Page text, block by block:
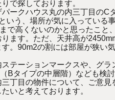
で探しております。
ークハウス丸の内三丁目のC
いう、場所が気に入っている
で高くないのかと思ったこと
ます。ただ、天井高が
。90m2の割には部屋が狭い
テーションマークスや、グラ
Bタイプの中層階）なども検
丁目の物件について、ご意見
いと考えております。